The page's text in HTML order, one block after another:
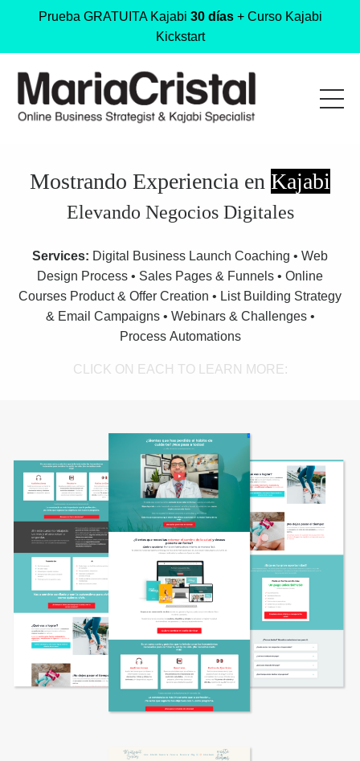
Prueba GRATUITA Kajabi 30 días+ Curso Kajabi
Kickstart
Mostrando Experiencia en Kajabi
Elevando Negocios Digitales
Services: Digital Business Launch Coaching • Web
Design Process • Sales Pages & Funnels • Online
Courses Product & Offer Creation • List Building Strategy
& Email Campaigns • Webinars & Challenges •
ProcessAutomations
CLICK ON EACH TO LEARN MORE: